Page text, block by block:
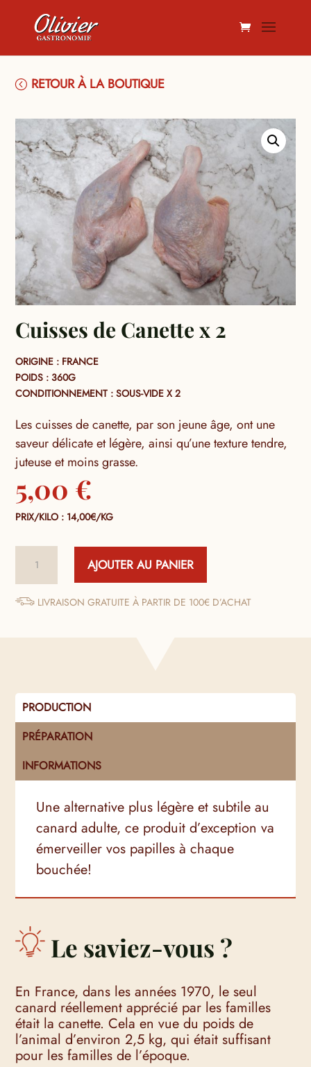
RETOUR À LA BOUTIQUE
Cuisses de Canette x 2
ORIGINE : FRANCE
POIDS : 360G
CONDITIONNEMENT : SOUS-VIDE X 2
Les cuisses de canette, par son jeune âge, ont une
saveur délicate et légère, ainsi qu’une texture tendre,
juteuse et moins grasse.
5,00 €
PRIX/KILO : 14,00€/KG
Cuisses
de
AJOUTER AU PANIER
LIVRAISON GRATUITE À PARTIR DE 100€ D’ACHAT
PRODUCTION
PRÉPARATION
INFORMATIONS
Une alternative plus légère et subtile au
canard adulte, ce produit d’exception va
émerveiller vos papilles à chaque
bouchée!
Le saviez-vous ?
En France, dans les années 1970, le seul
canard réellement apprécié par les familles
était la canette. Cela en vue du poids de
l’animal d’environ 2,5 kg, qui était suffisant
pour les familles de l’époque.